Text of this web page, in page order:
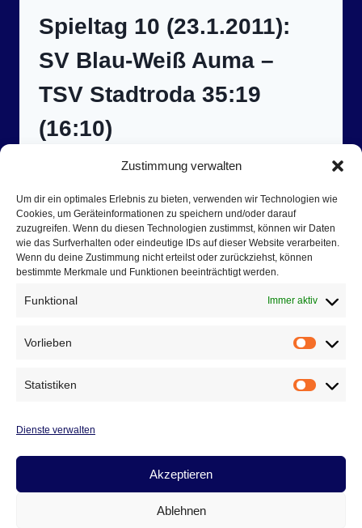
Zustimmung verwalten
Um dir ein optimales Erlebnis zu bieten, verwenden wir Technologien wie
Cookies, um Geräteinformationen zu speichern und/oder darauf
zuzugreifen. Wenn du diesen Technologien zustimmst, können wir Daten
wie das Surfverhalten oder eindeutige IDs auf dieser Website verarbeiten.
Wenn du deine Zustimmung nicht erteilst oder zurückziehst, können
bestimmte Merkmale und Funktionen beeinträchtigt werden.
Funktional Immer aktiv
Vorlieben
Statistiken
Dienste verwalten
Akzeptieren
Ablehnen
SV
BW
AUMA
28:18
(14:9)
Spieltag 10 (23.1.2011):
SV Blau-Weiß Auma –
TSV Stadtroda 35:19
(16:10)
Aumaer nach klaren Heimerfolg weiter mit
Kontakt zur Tabellenspitze In ihrem ersten
Punktspiel des neuen Jahres empfingen die
Blau-Weißen am vergangenen Sonntag die
einem Erfolg weiterhin den Kontakt zur
TADTRODA 3
Seite